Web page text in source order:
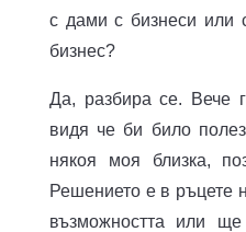
с дами с бизнеси или
бизнес?
Да, разбира се. Вече
видя че би било
някоя моя близка,
Решението е в ръцете
възможността или